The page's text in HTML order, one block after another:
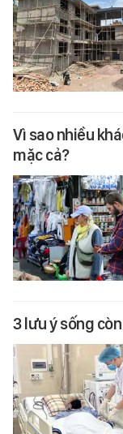
Vì sao nhiều
mặc cả?
3 lưu ý sống